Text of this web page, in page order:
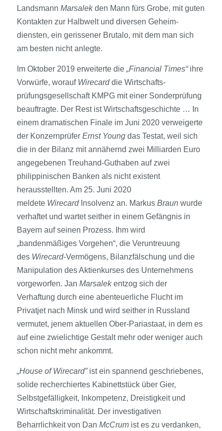
Landsmann Marsalekden Mann fürs Grobe, mit guten
Kontakten zur Halbwelt und diversen Geheim­
diensten, ein gerissener Brutalo, mit dem man sich
am besten nicht anlegte.
Im Oktober 2019 erweiterte die „Financial Times“ihre
Vorwürfe, worauf Wirecarddie Wirtschafts­
prüfungsgesellschaft KMPG mit einer Sonder­prüfung
beauftragte. Der Rest ist Wirtschaftsgeschichte … In
einem dramatischen Finale im Juni 2020 verweigerte
der Konzernprüfer Ernst Youngdas Testat, weil sich
die in der Bilanz mit annähernd zwei Milliarden Euro
ange­gebenen Treuhand-Guthaben auf zwei
philippinischen Banken als nicht existent
herausstellten. Am 25. Juni 2020
meldete WirecardInsolvenz an. Markus Braunwurde
verhaftet und wartet seither in einem Gefängnis in
Bayern auf seinen Prozess. Ihm wird
„bandenmäßiges Vorgehen“, die Veruntreuung
des Wirecard-Vermögens, Bilanzfälschung und die
Manipulation des Aktienkurses des Unternehmens
vorgeworfen. Jan Marsalekentzog sich der
Verhaftung durch eine abenteuerliche Flucht im
Privatjet nach Minsk und wird seither in Russland
vermutet, jenem aktuellen Ober-Pariastaat, in dem es
auf eine zwielichtige Gestalt mehr oder weniger auch
schon nicht mehr ankommt.
„House of Wirecard”ist ein spannend geschriebenes,
solide recherchiertes Kabinettstück über Gier,
Selbstgefälligkeit, Inkompetenz, Dreistigkeit und
Wirtschaftskriminalität. Der investigativen
Beharrlichkeit von Dan McCrumist es zu verdanken,